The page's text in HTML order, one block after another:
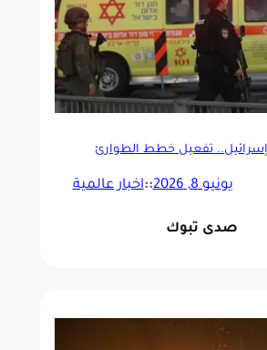
تفعيل خطط الطوارئ
يونيو 8, 2026 ::اخبار عالمية
صدى تبوك